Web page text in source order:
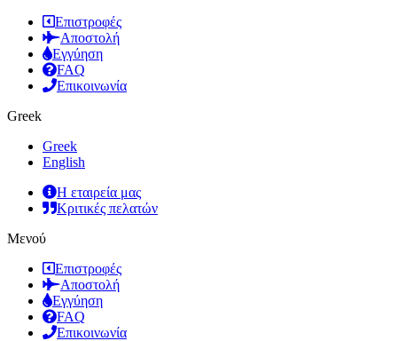
Επιστροφές
Αποστολή
Εγγύηση
FAQ
Επικοινωνία
Greek
Greek
English
Η εταιρεία μας
Κριτικές πελατών
Μενού
Επιστροφές
Αποστολή
Εγγύηση
FAQ
Επικοινωνία